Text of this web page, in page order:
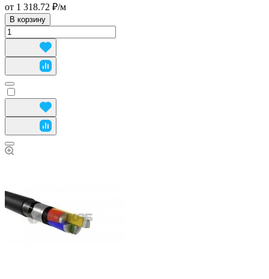
от 1 318.72 ₽/м
В корзину